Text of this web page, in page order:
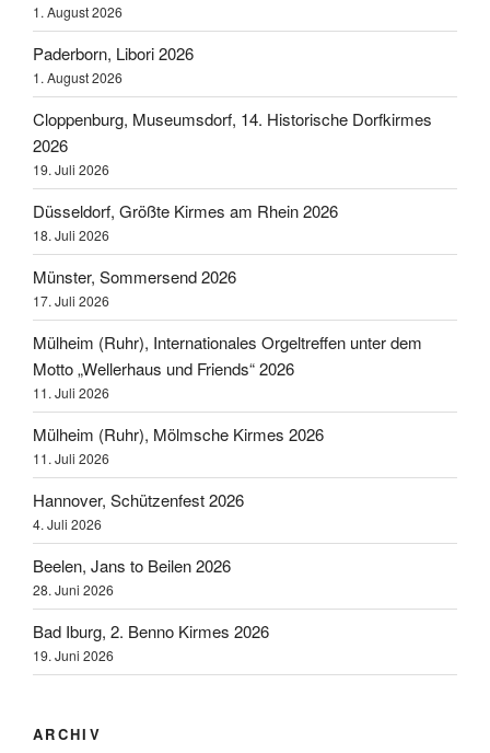
1. August 2026
Paderborn, Libori 2026
1. August 2026
Cloppenburg, Museumsdorf, 14. Historische Dorfkirmes
2026
19. Juli 2026
Düsseldorf, Größte Kirmes am Rhein 2026
18. Juli 2026
Münster, Sommersend 2026
17. Juli 2026
Mülheim (Ruhr), Internationales Orgeltreffen unter dem
Motto „Wellerhaus und Friends“ 2026
11. Juli 2026
Mülheim (Ruhr), Mölmsche Kirmes 2026
11. Juli 2026
Hannover, Schützenfest 2026
4. Juli 2026
Beelen, Jans to Beilen 2026
28. Juni 2026
Bad Iburg, 2. Benno Kirmes 2026
19. Juni 2026
ARCHIV